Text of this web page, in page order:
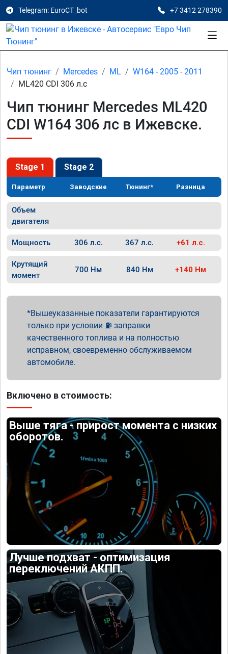
Telegram: EuroCT_bot +7 3412 278390
Чип тюнинг Mercedes ML
W164 - 2005 - 2011
ML420 CDI 306 л.с
Чип тюнинг Mercedes ML420
CDI W164 306 лс в Ижевске.
Stage 1 Stage 2
Параметр Заводские Тюнинг* Разница
Объем
двигателя
Мощность 306 л.с. 367 л.с. +61 л.с.
Крутящий
момент
700 Нм 840 Нм +140 Нм
Вышеуказанные показатели гарантируются
только при условии ⛽ заправки
качественного топлива и на полностью
исправном, своевременно обслуживаемом
автомобиле.
Включено в стоимость:
Выше тяга - прирост момента с низких
оборотов.
Лучше подхват - оптимизация
переключений АКПП.